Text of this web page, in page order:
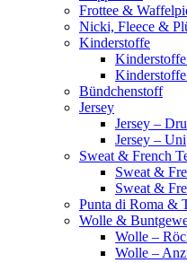
Frottee &
Nicki, Fleece &
Kinderstoffe
Kinderstoffe
Bündchenstoff
Jersey
Jersey –
Jersey – Uni
Sweat & French
Sweat &
Sweat &
Punta di Roma &
Wolle &
Wolle –
Wolle –